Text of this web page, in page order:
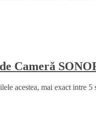
Cameră
acestea, mai exact intre